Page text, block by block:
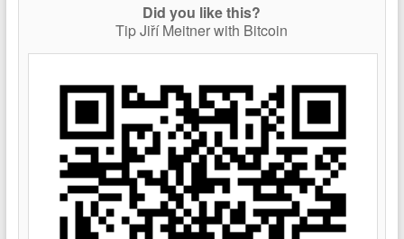
Did you like this?
Tip Jiří Meitner with Bitcoin